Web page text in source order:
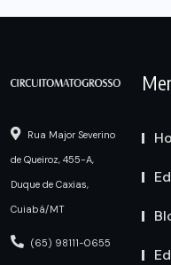
Rua Major Severino
de Queiroz, 455-A,
Duque de Caxias,
Cuiabá/MT
(65) 98111-0655